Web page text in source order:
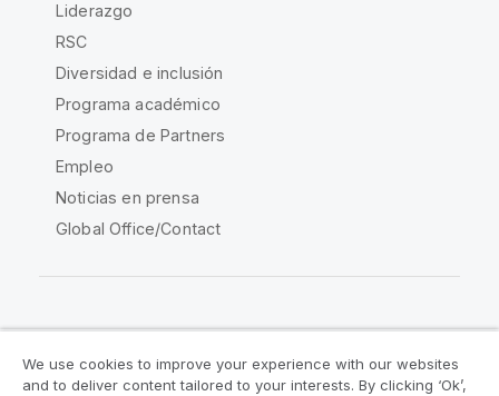
Liderazgo
RSC
Diversidad e inclusión
Programa académico
Programa de Partners
Empleo
Noticias en prensa
Global Office/Contact
We use cookies to improve your experience with our websites
and to deliver content tailored to your interests. By clicking ‘Ok’,